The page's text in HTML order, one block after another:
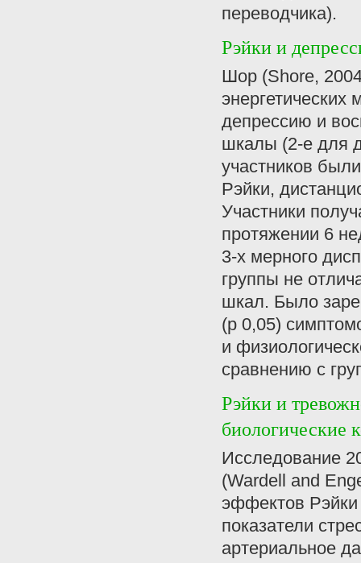
переводчика).
Рэйки и
Шор (Shore,
энергетических
депрессию и
шкалы (2-е для
участников
Рэйки,
Участники
протяжении 6
3-х мерного
группы не
шкал. Было
(р 0,05)
и
сравнению с
Рэйки и
биологические
Исследование
(Wardell and
эффектов Рэйки
показатели
артериальное